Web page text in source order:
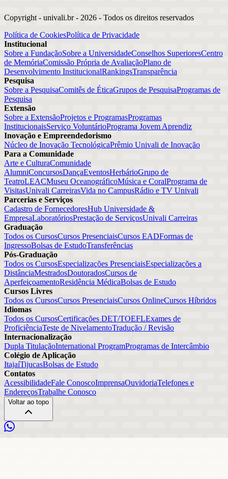
Copyright - univali.br - 2026 - Todos os direitos reservados
Política de CookiesPolítica de Privacidade
Institucional
Sobre a FundaçãoSobre a UniversidadeConselhos SuperioresCentro
de MemóriaComissão Própria de AvaliaçãoPlano de
Desenvolvimento InstitucionalRankingsTransparência
Pesquisa
Sobre a PesquisaComitês de ÉticaGrupos de PesquisaProgramas de
Pesquisa
Extensão
Sobre a ExtensãoProjetos e ProgramasProgramas
InstitucionaisServiço VoluntárioPrograma Jovem Aprendiz
Inovação e Empreendedorismo
Núcleo de Inovação TecnológicaPrêmio Univali de Inovação
Para a Comunidade
Arte e CulturaComunidade
AlumniConcursosDançaEventosHerbárioGrupo de
TeatroLEACMuseu OceanográficoMúsica e CoralPrograma de
VisitasUnivali CarreirasVida no CampusRádio e TV Univali
Parcerias e Serviços
Cadastro de FornecedoresHub Universidade &
EmpresaLaboratóriosPrestação de ServiçosUnivali Carreiras
Graduação
Todos os CursosCursos PresenciaisCursos EADFormas de
IngressoBolsas de EstudoTransferências
Pós-Graduação
Todos os CursosEspecializações PresenciaisEspecializações a
DistânciaMestradosDoutoradosCursos de
AperfeiçoamentoResidência MédicaBolsas de Estudo
Cursos Livres
Todos os CursosCursos PresenciaisCursos OnlineCursos Híbridos
Idiomas
Todos os CursosCertificações DET/TOEFLExames de
ProficiênciaTeste de NivelamentoTradução / Revisão
Internacionalização
Dupla TitulaçãoInternational ProgramProgramas de Intercâmbio
Colégio de Aplicação
ItajaíTijucasBolsas de Estudo
Contatos
AcessibilidadeFale ConoscoImprensaOuvidoriaTelefones e
EndereçosTrabalhe Conosco
Voltar ao topo